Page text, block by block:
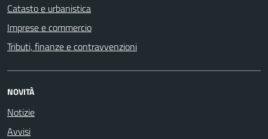
Catasto e urbanistica
Imprese e commercio
Tributi, finanze e contravvenzioni
NOVITÀ
Notizie
Avvisi